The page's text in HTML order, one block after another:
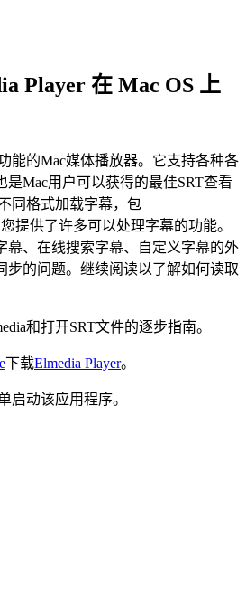
Player 在 Mac OS 上
能的Mac媒体播放器。它支持各种各
Mac用户可以获得的最佳SRT查看
同格式加载字幕，包
提供了许多可以处理字幕的功能。
幕、在线搜索字幕、自定义字幕的外
步的问题。继续阅读以了解如何读取
和打开SRT文件的逐步指南。
下载Elmedia Player。
启动该应用程序。